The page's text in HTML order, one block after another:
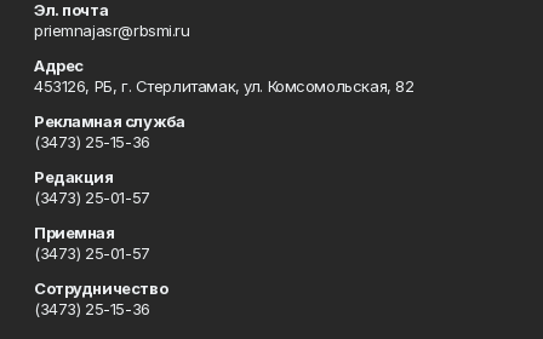
Эл. почта
priemnajasr@rbsmi.ru
Адрес
453126, РБ, г. Стерлитамак, ул. Комсомольская, 82
Рекламная служба
(3473) 25-15-36
Редакция
(3473) 25-01-57
Приемная
(3473) 25-01-57
Сотрудничество
(3473) 25-15-36